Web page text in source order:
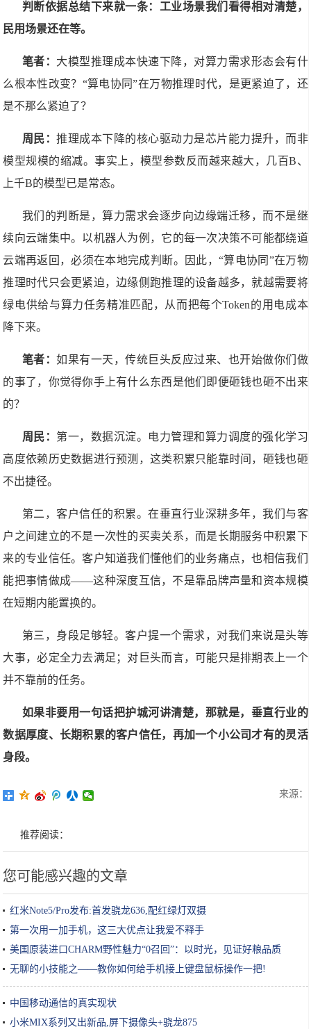
判断依据总结下来就一条：工业场景我们看得相对清楚，
民用场景还在等。
笔者： 大模型推理成本快速下降，对算力需求形态会有什
么根本性改变？“算电协同”在万物推理时代，是更紧迫了，还
是不那么紧迫了？
周民：推理成本下降的核心驱动力是芯片能力提升，而非
模型规模的缩减。事实上，模型参数反而越来越大，几百B、
上千B的模型已是常态。
我们的判断是，算力需求会逐步向边缘端迁移，而不是继
续向云端集中。以机器人为例，它的每一次决策不可能都绕道
云端再返回，必须在本地完成判断。因此，“算电协同”在万物
推理时代只会更紧迫，边缘侧跑推理的设备越多，就越需要将
绿电供给与算力任务精准匹配，从而把每个Token的用电成本
降下来。
笔者：如果有一天，传统巨头反应过来、也开始做你们做
的事了，你觉得你手上有什么东西是他们即便砸钱也砸不出来
的？
周民： 第一，数据沉淀。电力管理和算力调度的强化学习
高度依赖历史数据进行预测，这类积累只能靠时间，砸钱也砸
不出捷径。
第二，客户信任的积累。在垂直行业深耕多年，我们与客
户之间建立的不是一次性的买卖关系，而是长期服务中积累下
来的专业信任。客户知道我们懂他们的业务痛点，也相信我们
能把事情做成——这种深度互信，不是靠品牌声量和资本规模
在短期内能置换的。
第三，身段足够轻。客户提一个需求，对我们来说是头等
大事，必定全力去满足；对巨头而言，可能只是排期表上一个
并不靠前的任务。
如果非要用一句话把护城河讲清楚，那就是，垂直行业的
数据厚度、长期积累的客户信任，再加一个小公司才有的灵活
身段。
来源：
推荐阅读：
您可能感兴趣的文章
红米Note5/Pro发布:首发骁龙636,配红绿灯双摄
第一次用一加手机，这三大优点让我爱不释手
美国原装进口CHARM野性魅力“0召回”：以时光，见证好粮品质
无聊的小技能之——教你如何给手机接上键盘鼠标操作一把!
中国移动通信的真实现状
小米MIX系列又出新品,屏下摄像头+骁龙875